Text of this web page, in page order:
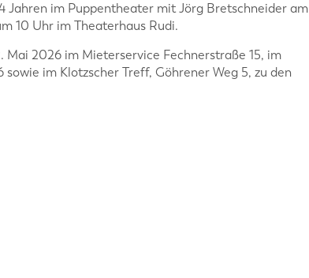
Jahren im Puppentheater mit Jörg Bretschneider am
10 Uhr im Theaterhaus Rudi.
Mai 2026 im Mieterservice Fechnerstraße 15, im
im Klotzscher Treff, Göhrener Weg 5, zu den